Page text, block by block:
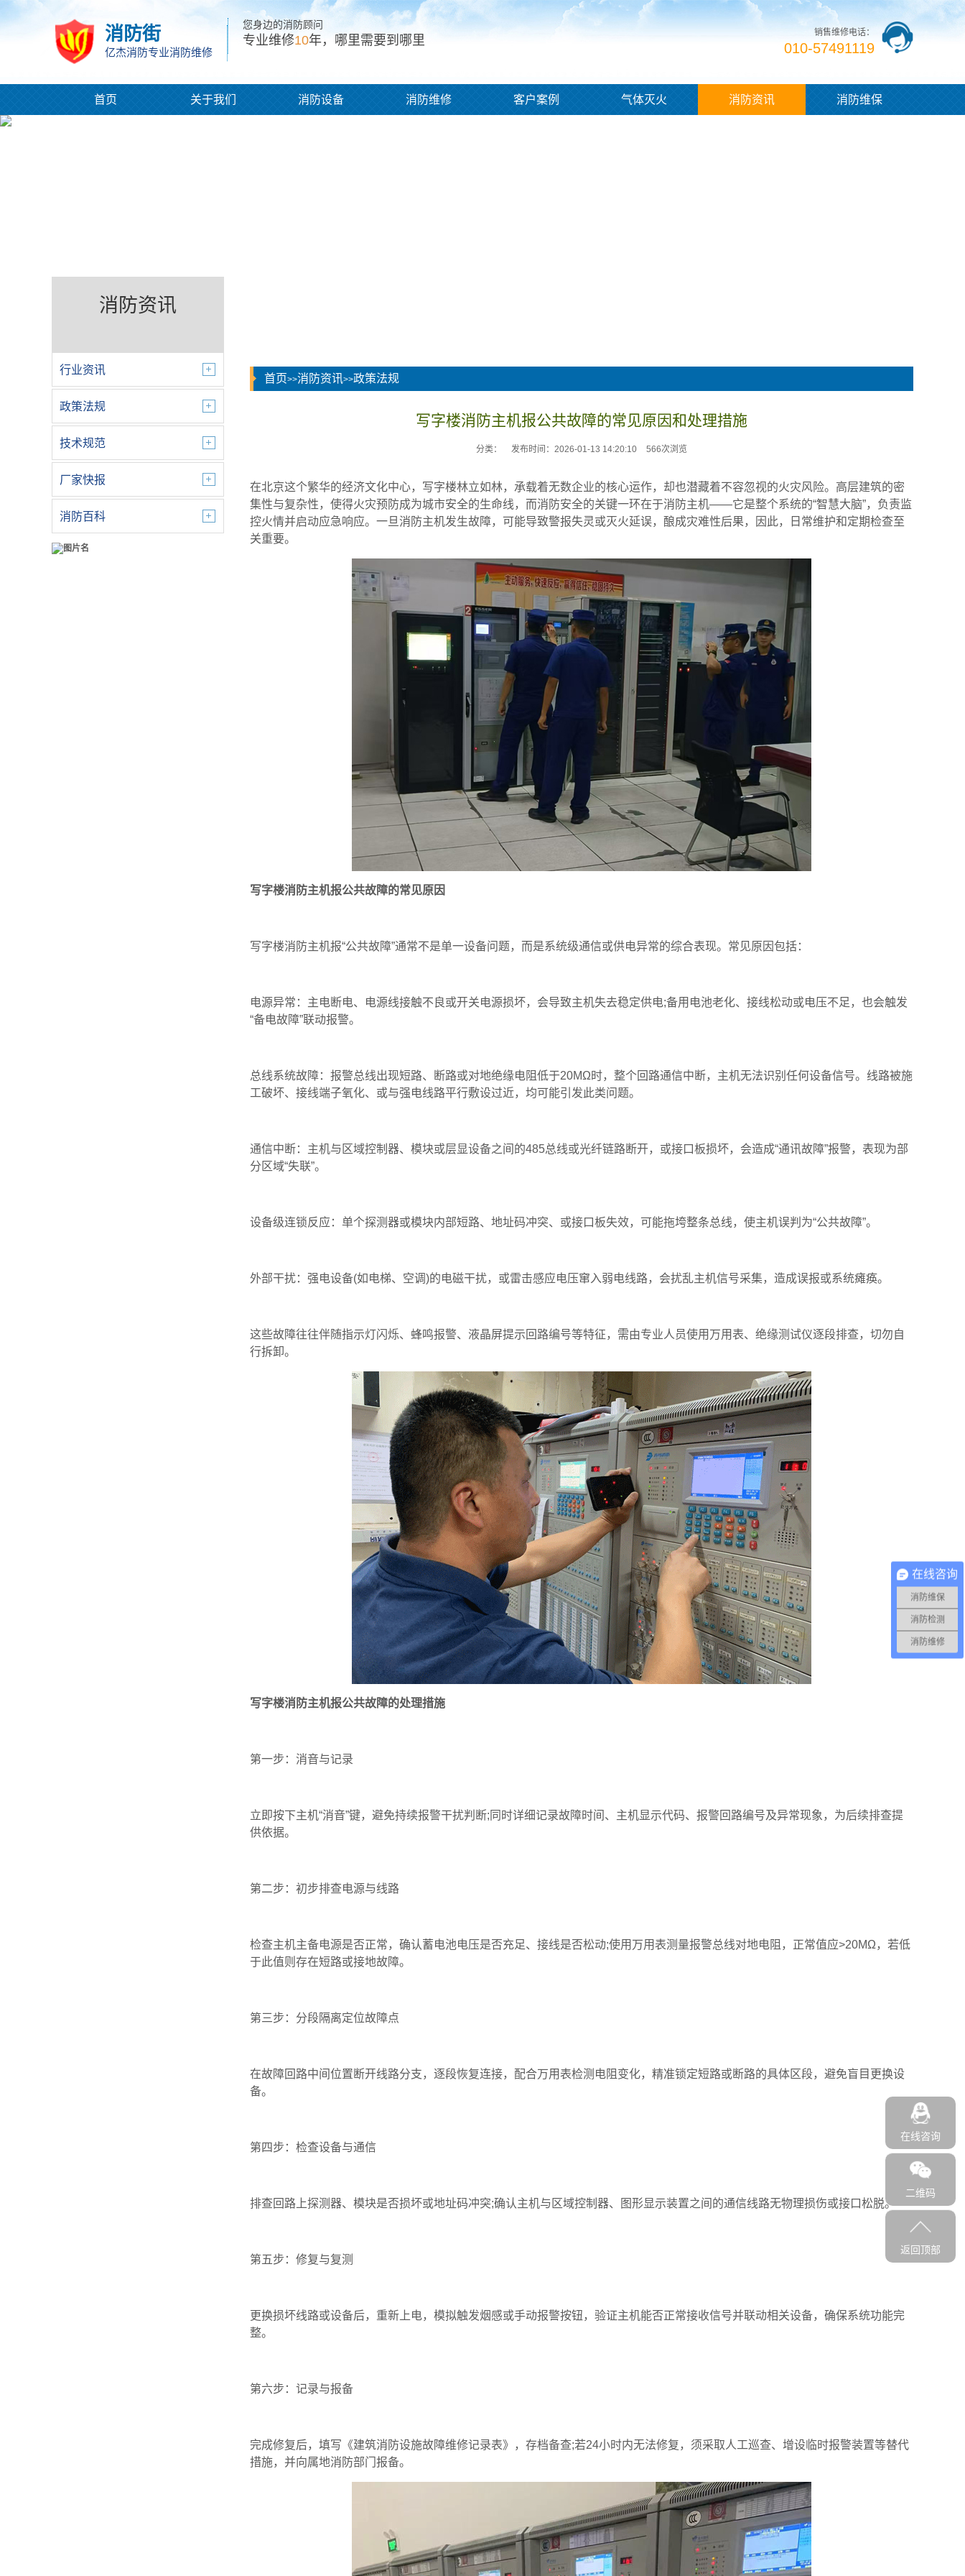
消防街
亿杰消防专业消防维修
您身边的消防顾问
专业维修10年，哪里需要到哪里
销售维修电话：
010-57491119
首页 关于我们 消防设备 消防维修 客户案例 气体灭火 消防资讯 消防维保
消防资讯
行业资讯
政策法规
技术规范
厂家快报
消防百科
首页>>消防资讯>>政策法规
写字楼消防主机报公共故障的常见原因和处理措施
分类： 发布时间：2026-01-13 14:20:10 566次浏览
在北京这个繁华的经济文化中心，写字楼林立如林，承载着无数企业的核心运作，却也潜藏着不容忽视的火灾风险。高层建筑的密
集性与复杂性，使得火灾预防成为城市安全的生命线，而消防安全的关键一环在于消防主机——它是整个系统的“智慧大脑”，负责监
控火情并启动应急响应。一旦消防主机发生故障，可能导致警报失灵或灭火延误，酿成灾难性后果，因此，日常维护和定期检查至
关重要。
写字楼消防主机报公共故障的常见原因
写字楼消防主机报“公共故障”通常不是单一设备问题，而是系统级通信或供电异常的综合表现。常见原因包括：
电源异常‌：主电断电、电源线接触不良或开关电源损坏，会导致主机失去稳定供电;备用电池老化、接线松动或电压不足，也会触发
“备电故障”联动报警。
总线系统故障‌：报警总线出现短路、断路或对地绝缘电阻低于20MΩ时，整个回路通信中断，主机无法识别任何设备信号。线路被施
工破坏、接线端子氧化、或与强电线路平行敷设过近，均可能引发此类问题。
通信中断‌：主机与区域控制器、模块或层显设备之间的485总线或光纤链路断开，或接口板损坏，会造成“通讯故障”报警，表现为部
分区域“失联”。
设备级连锁反应‌：单个探测器或模块内部短路、地址码冲突、或接口板失效，可能拖垮整条总线，使主机误判为“公共故障”。
外部干扰‌：强电设备(如电梯、空调)的电磁干扰，或雷击感应电压窜入弱电线路，会扰乱主机信号采集，造成误报或系统瘫痪。
这些故障往往伴随指示灯闪烁、蜂鸣报警、液晶屏提示回路编号等特征，需由专业人员使用万用表、绝缘测试仪逐段排查，切勿自
行拆卸。
写字楼消防主机报公共故障的处理措施
第一步：消音与记录‌
立即按下主机“消音”键，避免持续报警干扰判断;同时详细记录故障时间、主机显示代码、报警回路编号及异常现象，为后续排查提
供依据。
第二步：初步排查电源与线路‌
检查主机主备电源是否正常，确认蓄电池电压是否充足、接线是否松动;使用万用表测量报警总线对地电阻，正常值应>20MΩ，若低
于此值则存在短路或接地故障。
第三步：分段隔离定位故障点‌
在故障回路中间位置断开线路分支，逐段恢复连接，配合万用表检测电阻变化，精准锁定短路或断路的具体区段，避免盲目更换设
备。
第四步：检查设备与通信‌
排查回路上探测器、模块是否损坏或地址码冲突;确认主机与区域控制器、图形显示装置之间的通信线路无物理损伤或接口松脱。
第五步：修复与复测‌
更换损坏线路或设备后，重新上电，模拟触发烟感或手动报警按钮，验证主机能否正常接收信号并联动相关设备，确保系统功能完
整。
第六步：记录与报备‌
完成修复后，填写《建筑消防设施故障维修记录表》，存档备查;若24小时内无法修复，须采取人工巡查、增设临时报警装置等替代
措施，并向属地消防部门报备。
在线咨询
二维码
返回顶部
在线咨询
消防维保
消防检测
消防维修